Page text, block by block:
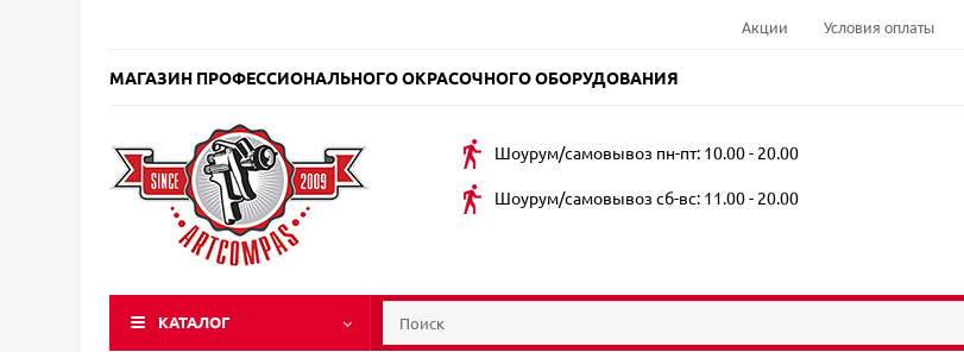
Акции Условия оплаты
МАГАЗИН ПРОФЕССИОНАЛЬНОГО ОКРАСОЧНОГО ОБОРУДОВАНИЯ
Шоурум/самовывоз пн-пт: 10.00 - 20.00
Шоурум/самовывоз сб-вс: 11.00 - 20.00
КАТАЛОГ